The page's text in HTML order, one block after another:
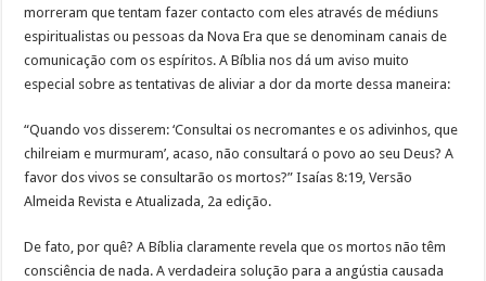
morreram que tentam fazer contacto com eles através de médiuns
espiritualistas ou pessoas da Nova Era que se denominam canais de
comunicação com os espíritos. A Bíblia nos dá um aviso muito
especial sobre as tentativas de aliviar a dor da morte dessa maneira:
“Quando vos disserem: ‘Consultai os necromantes e os adivinhos, que
chilreiam e murmuram’, acaso, não consultará o povo ao seu Deus? A
favor dos vivos se consultarão os mortos?” Isaías 8:19, Versão
Almeida Revista e Atualizada, 2a edição.
De fato, por quê? A Bíblia claramente revela que os mortos não têm
consciência de nada. A verdadeira solução para a angústia causada